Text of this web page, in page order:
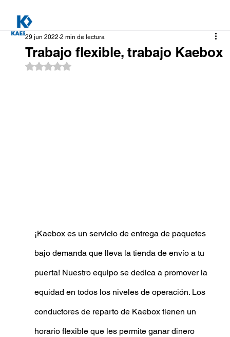
Trabajo flexible, trabajo Kaebox
29 jun 2022 2 min de lectura
Obtuvo NaN de 5 estrellas.
¡Kaebox es un servicio de entrega de paquetes
bajo demanda que lleva la tienda de envío a tu
puerta! Nuestro equipo se dedica a promover la
equidad en todos los niveles de operación. Los
conductores de reparto de Kaebox tienen un
horario flexible que les permite ganar dinero